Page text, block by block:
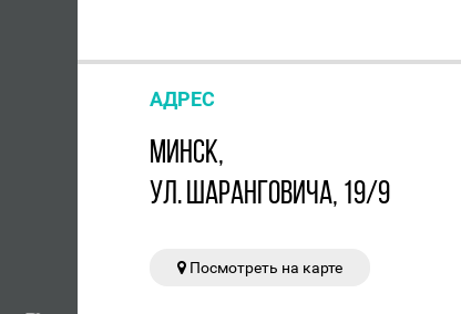
АДРЕС
МИНСК,
УЛ. ШАРАНГОВИЧА, 19/9
Посмотреть на карте